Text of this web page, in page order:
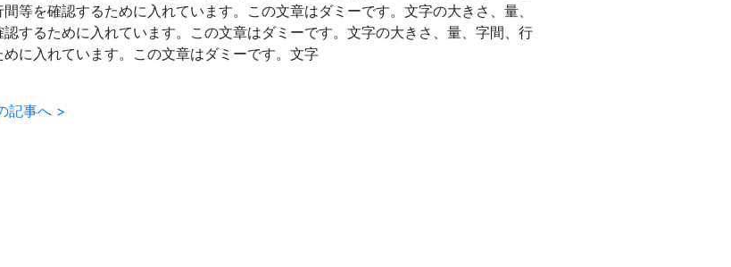
等を確認するために入れています。この文章はダミーです。文字の大きさ、量、
するために入れています。この文章はダミーです。文字の大きさ、量、字間、行
に入れています。この文章はダミーです。文字
記事へ >